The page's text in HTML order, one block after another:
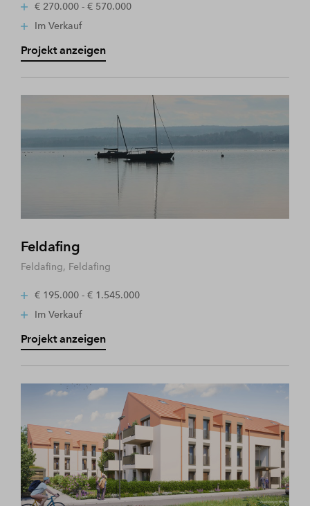
€ 270.000 - € 570.000
Im Verkauf
Projekt anzeigen
Feldafing
Feldafing, Feldafing
€ 195.000 - € 1.545.000
Im Verkauf
Projekt anzeigen